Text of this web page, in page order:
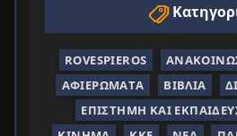
ROVESPIEROS
ΑΦΙΕΡΏΜΑΤΑ
ΒΙΒΛΊΑ
ΕΠΙΣΤΉΜΗ ΚΑΙ